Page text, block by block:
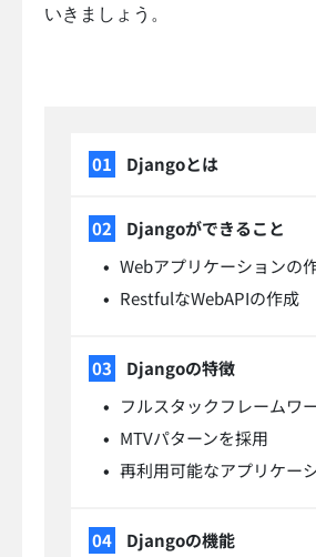
いきましょう。
Djangoとは
Djangoができること
Webアプリケーションの
RestfulなWebAPIの作成
Djangoの特徴
フルスタックフレームワ
MTVパターンを採用
再利用可能なアプリケー
Djangoの機能